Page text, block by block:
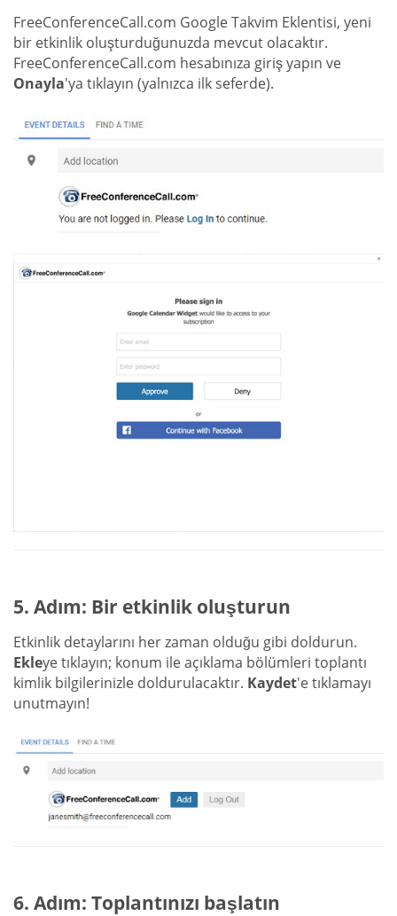
FreeConferenceCall.com Google Takvim Eklentisi, yeni
bir etkinlik oluşturduğunuzda mevcut olacaktır.
FreeConferenceCall.com hesabınıza giriş yapın ve
Onayla'ya tıklayın (yalnızca ilk seferde).
5. Adım: Bir etkinlik oluşturun
Etkinlik detaylarını her zaman olduğu gibi doldurun.
Ekleye tıklayın; konum ile açıklama bölümleri toplantı
kimlik bilgilerinizle doldurulacaktır. Kaydet'e tıklamayı
unutmayın!
6. Adım: Toplantınızı başlatın